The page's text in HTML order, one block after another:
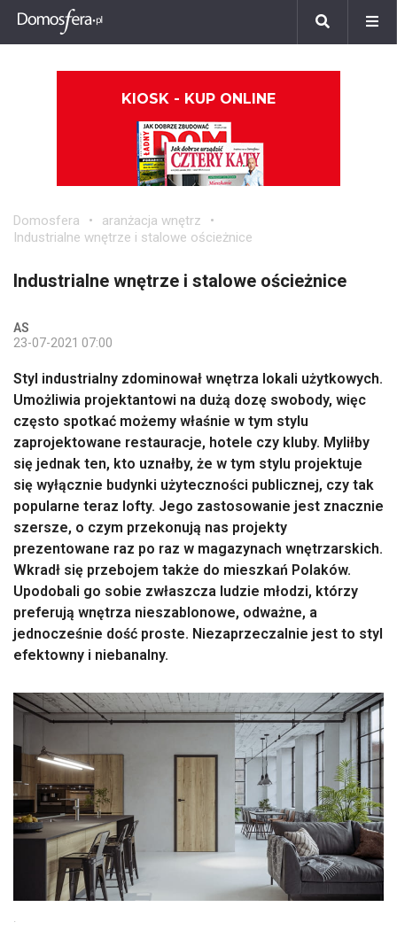
KIOSK - KUP ONLINE
Domosfera
aranżacja wnętrz
Industrialne wnętrze i stalowe ościeżnice
Industrialne wnętrze i stalowe ościeżnice
AS
23-07-2021 07:00
Styl industrialny zdominował wnętrza lokali użytkowych.
Umożliwia projektantowi na dużą dozę swobody, więc
często spotkać możemy właśnie w tym stylu
zaprojektowane restauracje, hotele czy kluby. Myliłby
się jednak ten, kto uznałby, że w tym stylu projektuje
się wyłącznie budynki użyteczności publicznej, czy tak
popularne teraz lofty. Jego zastosowanie jest znacznie
szersze, o czym przekonują nas projekty
prezentowane raz po raz w magazynach wnętrzarskich.
Wkradł się przebojem także do mieszkań Polaków.
Upodobali go sobie zwłaszcza ludzie młodzi, którzy
preferują wnętrza nieszablonowe, odważne, a
jednocześnie dość proste. Niezaprzeczalnie jest to styl
efektowny i niebanalny.
.